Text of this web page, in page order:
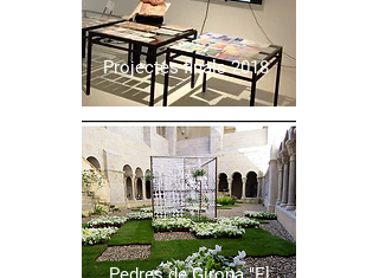
Projectes finals 2018